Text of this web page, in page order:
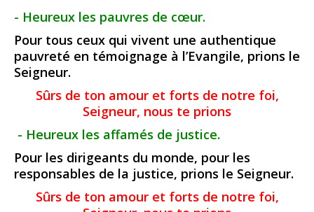
- Heureux les pauvres de cœur.
Pour tous ceux qui vivent une authentique
pauvreté en témoignage à l’Evangile, prions le
Seigneur.
Sûrs de ton amour et forts de notre foi,
Seigneur, nous te prions
- Heureux les affamés de justice.
Pour les dirigeants du monde, pour les
responsables de la justice, prions le Seigneur.
Sûrs de ton amour et forts de notre foi,